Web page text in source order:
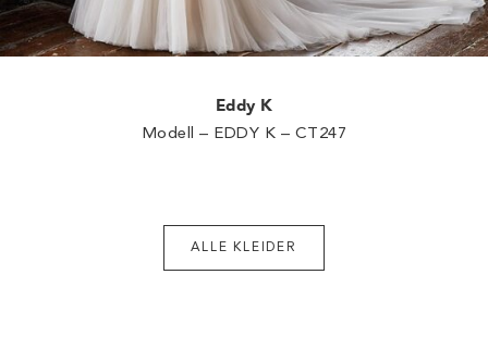
Eddy K
Modell – EDDY K – CT247
ALLE KLEIDER